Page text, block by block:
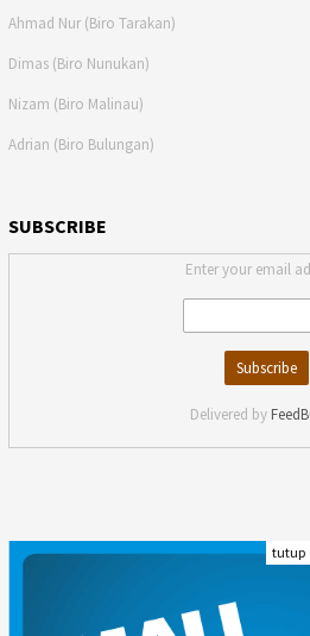
Ahmad Nur (Biro Tarakan)
Dimas (Biro Nunukan)
Nizam (Biro Malinau)
Adrian (Biro Bulungan)
SUBSCRIBE
Enter your email
Delivered by
INDEKS
tutup